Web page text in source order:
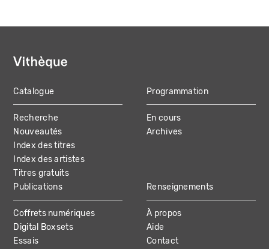
MAIN
NAVIGATION
Catalogue
Recherche
Nouveautés
Index des titres
Index des artistes
Titres gratuits
Programmation
En cours
Archives
Publications
Coffrets numériques
Digital Boxsets
Essais
Renseignements
À propos
Aide
Contact